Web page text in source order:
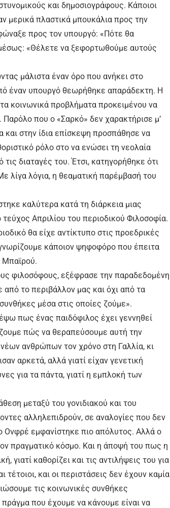
και δημοσιογράφους. Κάποιοι
μερικά πλαστικά μπουκάλια προς την
προς τον υπουργό: «Πότε θα
«Θέλετε να ξεφορτωθούμε αυτούς
μάλιστα έναν όρο που ανήκει στο
έναν υπουργό θεωρήθηκε απαράδεκτη. Η
κοινωνικά προβλήματα προκειμένου να
Παρόλο που ο «Σαρκό» δεν χαρακτήρισε μ’
στην ίδια επίσκεψη προσπάθησε να
ρόλο στο να ενώσει τη νεολαία
διαταγές του. Έτσι, κατηγορήθηκε ότι
λόγια, η θεαματική παρέμβασή του
καλύτερα κατά τη διάρκεια μιας
Απριλίου του περιοδικού Φιλοσοφία.
θα είχε αντίκτυπο στις προεδρικές
κάποιον ψηφοφόρο που έπειτα
Μπαϊρού.
φιλοσόφους, εξέφρασε την παραδεδομένη
το περιβάλλον μας και όχι από τα
μέσα στις οποίες ζούμε».
πως ένας παιδόφιλος έχει γεννηθεί
πώς να θεραπεύσουμε αυτή την
ανθρώπων τον χρόνο στη Γαλλία, κι
αρκετά, αλλά γιατί είχαν γενετική
για τα πάντα, γιατί η εμπλοκή των
μεταξύ του γονιδιακού και του
αλληλεπιδρούν, σε αναλογίες που δεν
εμφανίστηκε πιο απόλυτος. Αλλά ο
πραγματικό κόσμο. Και η άποψή του πως η
γιατί καθορίζει και τις αντιλήψεις του για
και οι περιστάσεις δεν έχουν καμία
τις κοινωνικές συνθήκες
που έχουμε να κάνουμε είναι να